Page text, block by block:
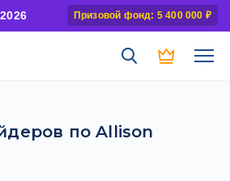
2026 Призовой фонд: 5 400 000 ₽
по Allison